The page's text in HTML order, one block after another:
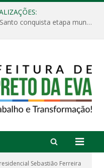
Escola Municipal Divino Espírito Santo conquista etapa municipal da V Feira Amazonense de Matemática
Sebastião Ferreira